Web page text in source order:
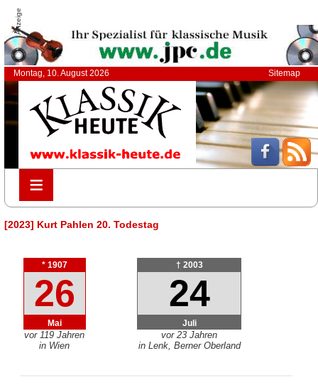
Anzeige
Montag, 10. August 2026 Sitemap
≡
≡
[2023] Kurt Pahlen 20. Todestag
* 1907
26
Mai
vor 119 Jahren
in Wien
† 2003
24
Juli
vor 23 Jahren
in Lenk, Berner Oberland